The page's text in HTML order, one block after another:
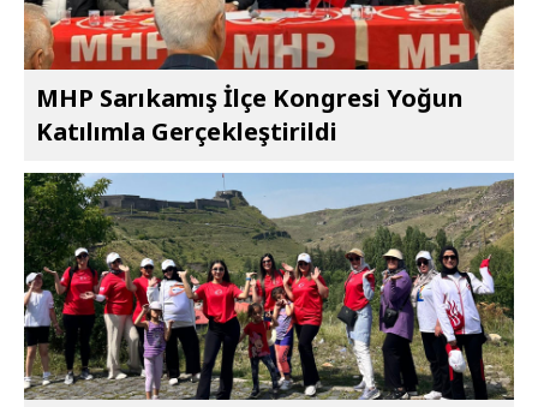
MHP Sarıkamış İlçe Kongresi Yoğun
Katılımla Gerçekleştirildi